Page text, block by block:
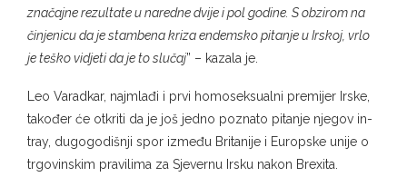
značajne rezultate u naredne dvije i pol godine. S obzirom na
činjenicu da je stambena kriza endemsko pitanje u Irskoj, vrlo
je teško vidjeti da je to slučaj” – kazala je.
Leo Varadkar, najmlađi i prvi homoseksualni premijer Irske,
također će otkriti da je još jedno poznato pitanje njegov in-
tray, dugogodišnji spor između Britanije i Europske unije o
trgovinskim pravilima za Sjevernu Irsku nakon Brexita.